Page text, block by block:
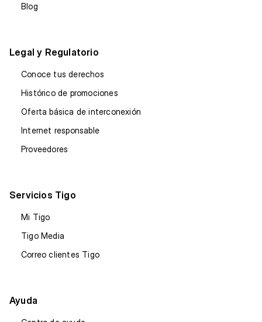
Blog
Legal y Regulatorio
Conoce tus derechos
Histórico de promociones
Oferta básica de interconexión
Internet responsable
Proveedores
Servicios Tigo
Mi Tigo
Tigo Media
Correo clientes Tigo
Ayuda